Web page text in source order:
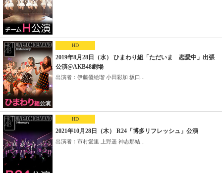
HD
2019年8月28日（水） ひまわり組「ただいま 恋愛中」出張
公演@AKB48劇場
出演者：伊藤優絵瑠 小田彩加 坂口...
HD
2021年10月28日（木） R24「博多リフレッシュ」公演
出演者：市村愛里 上野遥 神志那結...